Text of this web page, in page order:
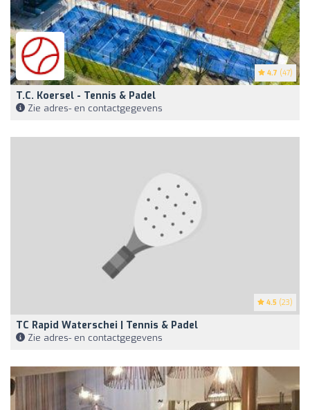
4.7 (47)
T.C. Koersel - Tennis & Padel
Zie adres- en contactgegevens
4.5 (23)
TC Rapid Waterschei | Tennis & Padel
Zie adres- en contactgegevens